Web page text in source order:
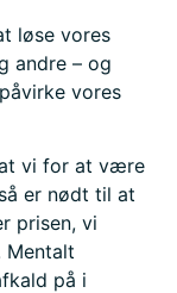
løse vores
andre – og
vores
vi for at være
er nødt til at
prisen, vi
på i